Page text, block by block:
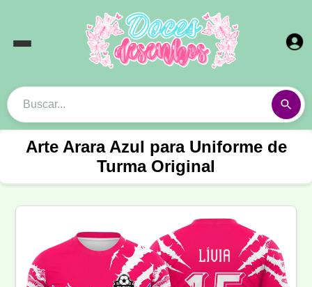
Arte Arara Azul para Uniforme de
Turma Original